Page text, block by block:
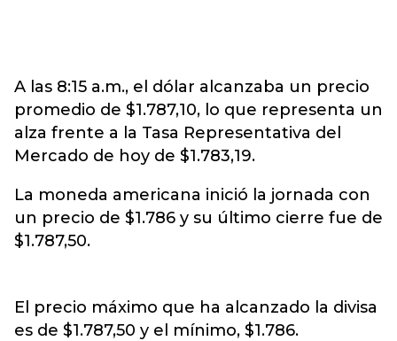
A las 8:15 a.m., el dólar alcanzaba un precio
promedio de $1.787,10, lo que representa un
alza frente a la Tasa Representativa del
Mercado de hoy de $1.783,19.
La moneda americana inició la jornada con
un precio de $1.786 y su último cierre fue de
$1.787,50.
El precio máximo que ha alcanzado la divisa
es de $1.787,50 y el mínimo, $1.786.